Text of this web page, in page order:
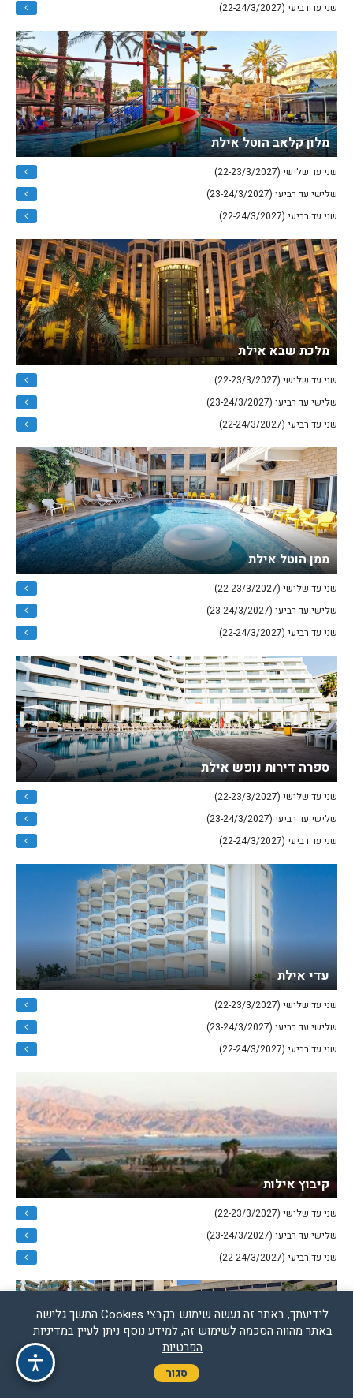
שני עד רביעי (22-24/3/2027)
מלון קלאב הוטל אילת
שני עד שלישי (22-23/3/2027)
שלישי עד רביעי (23-24/3/2027)
שני עד רביעי (22-24/3/2027)
מלכת שבא אילת
שני עד שלישי (22-23/3/2027)
שלישי עד רביעי (23-24/3/2027)
שני עד רביעי (22-24/3/2027)
ממן הוטל אילת
שני עד שלישי (22-23/3/2027)
שלישי עד רביעי (23-24/3/2027)
שני עד רביעי (22-24/3/2027)
ספרה דירות נופש אילת
שני עד שלישי (22-23/3/2027)
שלישי עד רביעי (23-24/3/2027)
שני עד רביעי (22-24/3/2027)
עדי אילת
שני עד שלישי (22-23/3/2027)
שלישי עד רביעי (23-24/3/2027)
שני עד רביעי (22-24/3/2027)
קיבוץ אילות
שני עד שלישי (22-23/3/2027)
שלישי עד רביעי (23-24/3/2027)
שני עד רביעי (22-24/3/2027)
לידיעתך, באתר זה נעשה שימוש בקבצי Cookies המשך גלישה
באתר מהווה הסכמה לשימוש זה, למידע נוסף ניתן לעייןבמדיניות
הפרטיות
סגור